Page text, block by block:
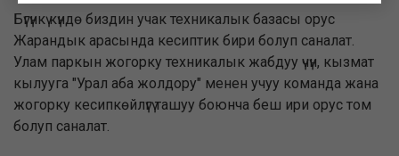
Бүгүнкү күндө биздин учак техникалык базасы орус
Жарандык арасында кесиптик бири болуп саналат.
Улам паркын жогорку техникалык жабдуу үчүн, кызмат
кылууга "Урал аба жолдору" менен учуу команда жана
жогорку кесипкөйлүгү ташуу боюнча беш ири орус том
болуп саналат.